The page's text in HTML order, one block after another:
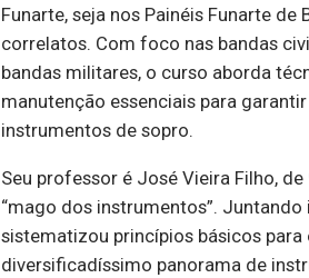
Funarte, seja nos Painéis Funarte de
correlatos. Com foco nas bandas
bandas militares, o curso aborda
manutenção essenciais para
instrumentos de sopro.
Seu professor é José Vieira Filho,
“mago dos instrumentos”.
sistematizou princípios básicos para
diversificadíssimo panorama de